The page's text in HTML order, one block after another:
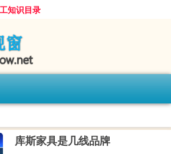
知识目录
库斯家具是几线品牌